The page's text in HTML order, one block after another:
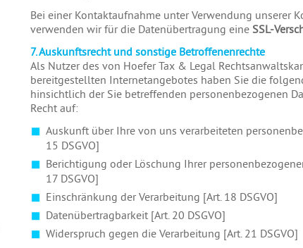
Bei einer Kontaktaufnahme unter Verwendung unserer
verwenden wir für die Datenübertragung eine SSL-
7. Auskunftsrecht und sonstige Betroffenenrechte
Als Nutzer des von Hoefer Tax & Legal
bereitgestellten Internetangebotes haben Sie die
hinsichtlich der Sie betreffenden personenbezogenen
Recht auf:
Auskunft über Ihre von uns verarbeiteten
15 DSGVO]
Berichtigung oder Löschung Ihrer
17 DSGVO]
Einschränkung der Verarbeitung [Art. 18 DSGVO]
Datenübertragbarkeit [Art. 20 DSGVO]
Widerspruch gegen die Verarbeitung [Art. 21 DSGVO]